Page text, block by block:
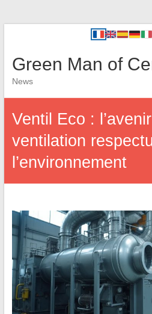
Green Man of
News
Ventil Eco :
ventilation
l’environnement